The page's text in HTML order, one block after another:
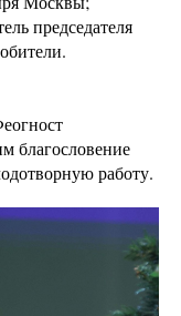
председателя
благословение
работу.